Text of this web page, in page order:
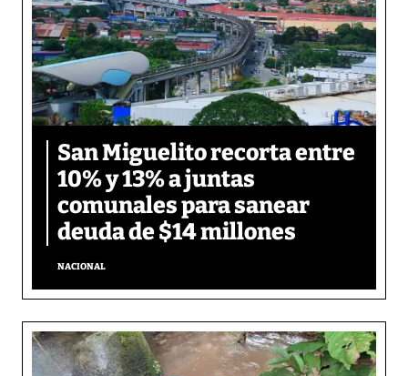
San Miguelito recorta entre
10% y 13% a juntas
comunales para sanear
deuda de $14 millones
NACIONAL